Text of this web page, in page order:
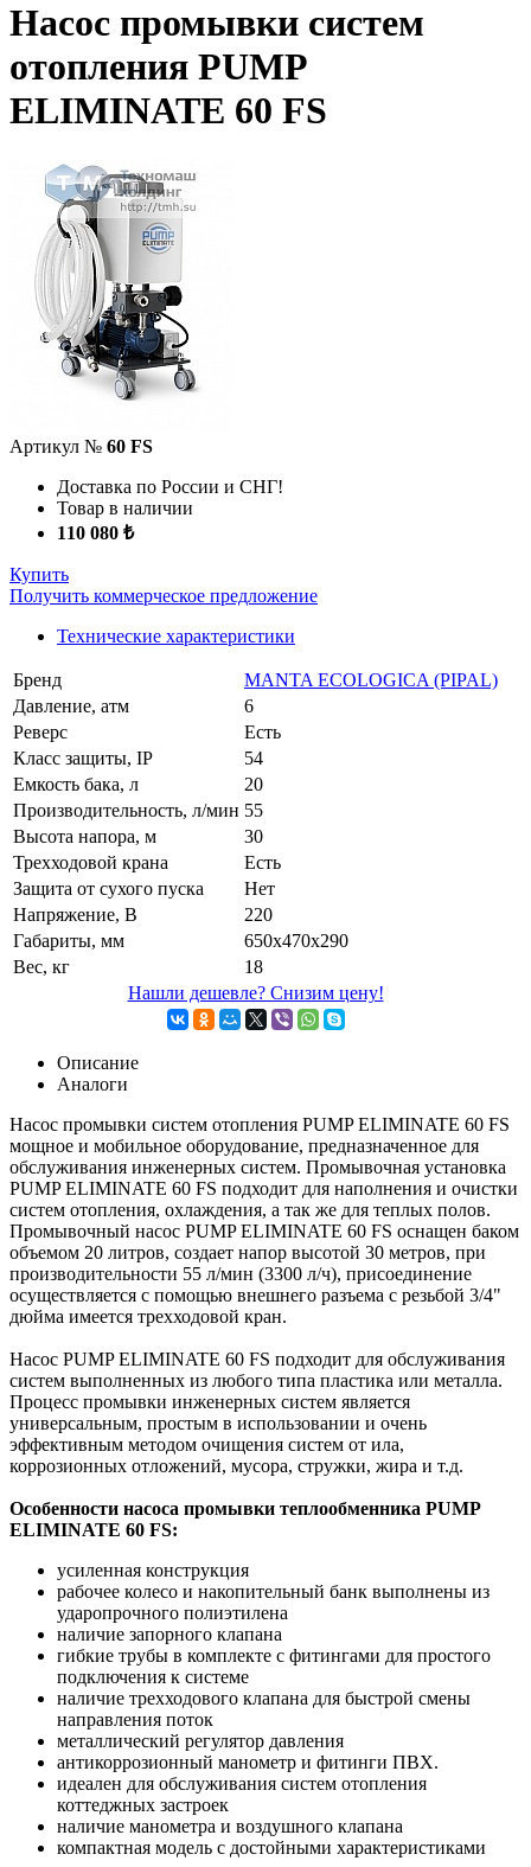
Насос промывки систем
отопления PUMP
ELIMINATE 60 FS
Артикул № 60 FS
Доставка по России и СНГ!
Товар в наличии
110 080 ₺
Купить
Получить коммерческое предложение
Технические характеристики
Бренд
MANTA ECOLOGICA (PIPAL)
Давление, атм
6
Реверс
Есть
Класс защиты, IP
54
Емкость бака, л
20
Производительность, л/мин 55
Высота напора, м
30
Трехходовой крана
Есть
Защита от сухого пуска
Нет
Напряжение, В
220
Габариты, мм
650х470х290
Вес, кг
18
Нашли дешевле? Снизим цену!
Описание
Аналоги
Насос промывки систем отопления PUMP ELIMINATE 60 FS
мощное и мобильное оборудование, предназначенное для
обслуживания инженерных систем. Промывочная установка
PUMP ELIMINATE 60 FS подходит для наполнения и очистки
систем отопления, охлаждения, а так же для теплых полов.
Промывочный насос PUMP ELIMINATE 60 FS оснащен баком
объемом 20 литров, создает напор высотой 30 метров, при
производительности 55 л/мин (3300 л/ч), присоединение
осуществляется с помощью внешнего разъема с резьбой 3/4"
дюйма имеется трехходовой кран.
Насос PUMP ELIMINATE 60 FS подходит для обслуживания
систем выполненных из любого типа пластика или металла.
Процесс промывки инженерных систем является
универсальным, простым в использовании и очень
эффективным методом очищения систем от ила,
коррозионных отложений, мусора, стружки, жира и т.д.
Особенности насоса промывки теплообменника PUMP
ELIMINATE 60 FS:
усиленная конструкция
рабочее колесо и накопительный банк выполнены из
ударопрочного полиэтилена
наличие запорного клапана
гибкие трубы в комплекте с фитингами для простого
подключения к системе
наличие трехходового клапана для быстрой смены
направления поток
металлический регулятор давления
антикоррозионный манометр и фитинги ПВХ.
идеален для обслуживания систем отопления
коттеджных застроек
наличие манометра и воздушного клапана
компактная модель с достойными характеристиками